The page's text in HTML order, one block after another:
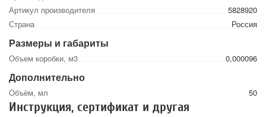
Артикул производителя
5828920
Страна
Россия
Размеры и габариты
Объем коробки, м3 0,000096
Дополнительно
Объём, мл 50
Инструкция, сертификат и другая